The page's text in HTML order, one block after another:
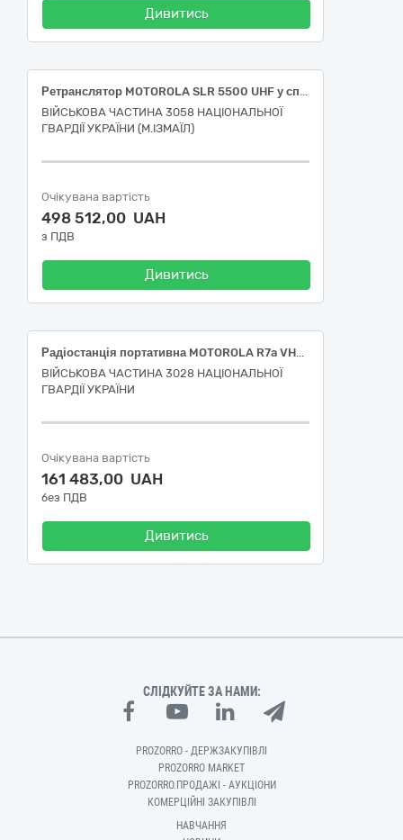
Дивитись
Ретранслятор MOTOROLA SLR 5500 UHF у спеціальному виконанні
ВІЙСЬКОВА ЧАСТИНА 3058 НАЦІОНАЛЬНОЇ
ГВАРДІЇ УКРАЇНИ (М.ІЗМАЇЛ)
Очікувана вартість
498 512,00 UAH
з ПДВ
Дивитись
Радіостанція портативна MOTOROLA R7a VHF – діапазону.
ВІЙСЬКОВА ЧАСТИНА 3028 НАЦІОНАЛЬНОЇ
ГВАРДІЇ УКРАЇНИ
Очікувана вартість
161 483,00 UAH
без ПДВ
Дивитись
СЛІДКУЙТЕ ЗА НАМИ:
PROZORRO - ДЕРЖЗАКУПІВЛІ
PROZORRO MARKET
PROZORRO.ПРОДАЖІ - АУКЦІОНИ
КОМЕРЦІЙНІ ЗАКУПІВЛІ
НАВЧАННЯ